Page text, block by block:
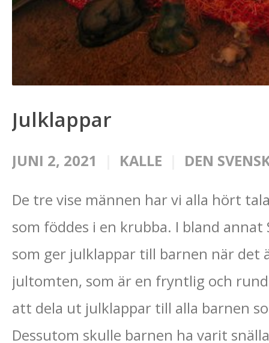
Julklappar
JUNI 2, 2021 KALLE DEN
De tre vise männen har vi alla hört
som föddes i en krubba. I bland
som ger julklappar till barnen när det
jultomten, som är en fryntlig och
att dela ut julklappar till alla barnen
Dessutom skulle barnen ha varit